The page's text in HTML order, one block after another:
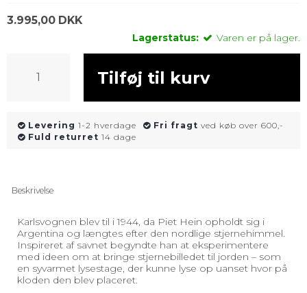
3.995,00 DKK
Lagerstatus: Varen er på lager.
Tilføj til kurv
Levering 1-2 hverdage Fri fragt ved køb over 600,-
Fuld returret 14 dage
Beskrivelse
Karlsvognen blev til i 1944, da Piet Hein opholdt sig i
Argentina og længtes efter den nordlige stjernehimmel.
Inspireret af savnet begyndte han at eksperimentere
med ideen om at bringe stjernebilledet til jorden – som
en syvarmet lysestage, der kunne lyse op uanset hvor på
kloden den blev placeret.